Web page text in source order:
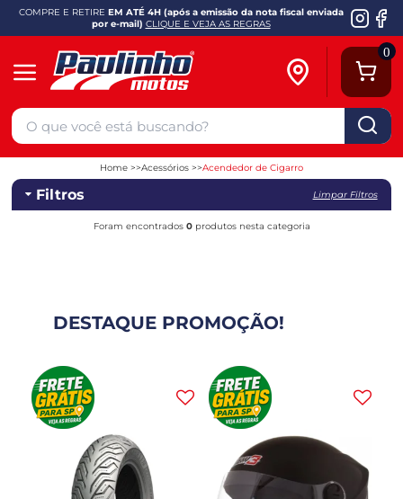
COMPRE E RETIRE EM ATÉ 4H (após a emissão da nota fiscal enviada
por e-mail) CLIQUE E VEJA AS REGRAS
0
Home Acessórios Acendedor de Cigarro
Filtros Limpar Filtros
Foram encontrados 0produtos nesta categoria
DESTAQUE PROMOÇÃO!